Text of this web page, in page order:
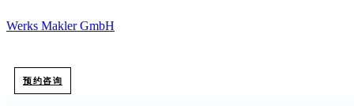
Werks Makler GmbH
预约咨询